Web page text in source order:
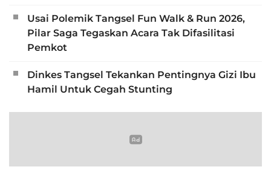
Usai Polemik Tangsel Fun Walk & Run 2026,
Pilar Saga Tegaskan Acara Tak Difasilitasi
Pemkot
Dinkes Tangsel Tekankan Pentingnya Gizi Ibu
Hamil Untuk Cegah Stunting